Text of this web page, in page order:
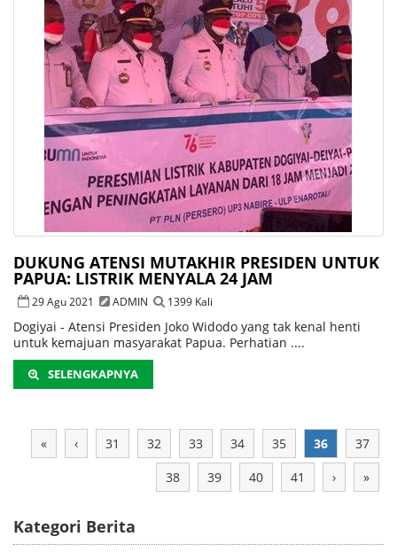
DUKUNG ATENSI MUTAKHIR PRESIDEN UNTUK
PAPUA: LISTRIK MENYALA 24 JAM
29 Agu 2021 ADMIN 1399 Kali
Dogiyai - Atensi Presiden Joko Widodo yang tak kenal henti
untuk kemajuan masyarakat Papua. Perhatian ....
SELENGKAPNYA
« ‹ 31 32 33 34 35 36
37
38
39 40 41 › »
Kategori Berita